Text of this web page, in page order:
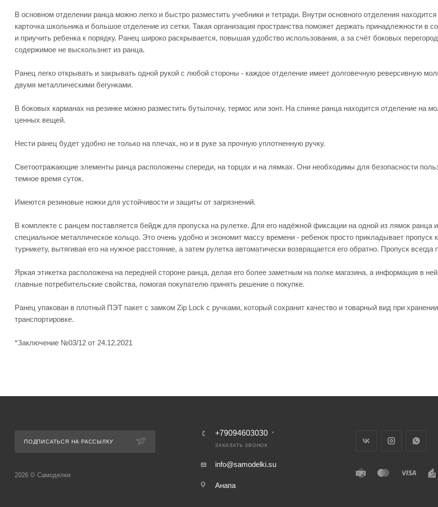
В основном отделении ранца можно легко и быстро разместить учебники и тетради. Внутри основного отделения
карточка школьника и большое отделение из сетки. Такая организация пространства поможет держать принадлежности в
и приучить ребенка к порядку. Ранец широко раскрывается, повышая удобство использования, а за счёт боковых
содержимое не выскользнет из ранца.
Ранец легко открывать и закрывать одной рукой с любой стороны - каждое отделение имеет долговечную реверсивную
двумя металлическими бегунками.
В боковых карманах на резинке можно разместить бутылочку, термос или зонт. На спинке ранца находится отделение на
ценных вещей.
Нести ранец будет удобно не только на плечах, но и в руке за прочную уплотненную ручку.
Светоотражающие элементы ранца расположены спереди, на торцах и на лямках. Они необходимы для безопасности
темное время суток.
Имеются резиновые ножки для устойчивости и защиты от загрязнений.
В комплекте с ранцем поставляется бейдж для пропуска на рулетке. Для его надёжной фиксации на одной из лямок ранца
специальное металлическое кольцо. Это очень удобно и экономит массу времени - ребенок просто прикладывает пропуск к
турникету, вытягивая его на нужное расстояние, а затем рулетка автоматически возвращается его обратно. Пропуск всегда
Яркая этикетка расположена на передней стороне ранца, делая его более заметным на полке магазина, а информация в
главные потребительские свойства, помогая покупателю принять решение о покупке.
Ранец упакован в плотный ПЭТ пакет с замком Zip Lock с ручками, который сохранит качество и товарный вид при
транспортировке.
*Заключение №03/12 от 24.12.2021
ПОДПИСАТЬСЯ НА РАССЫЛКУ
2026 © Самоделки
+79094603030
ЗАКАЗАТЬ ЗВОНОК
info@samodelki.su
Анапа